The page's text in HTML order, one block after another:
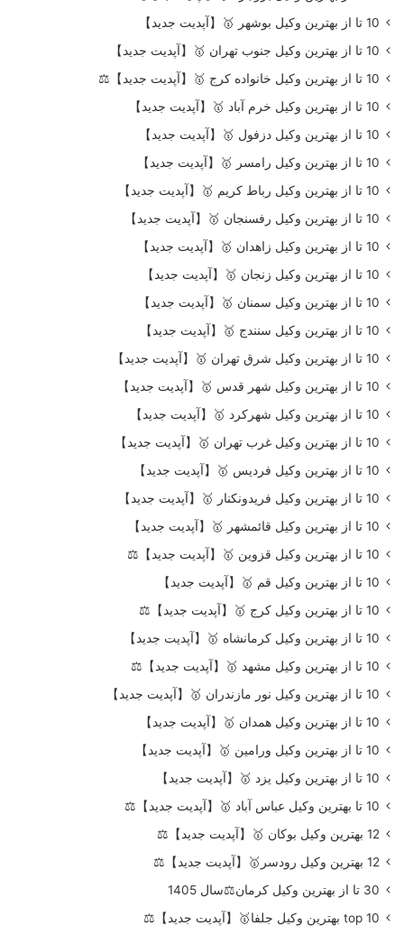
10 تا از بهترین وکیل بوشهر 🥇【آپدیت جدید】
10 تا از بهترین وکیل جنوب تهران 🥇【آپدیت جدید】
10 تا از بهترین وکیل خانواده کرج 🥇【آپدیت جدید】⚖️
10 تا از بهترین وکیل خرم آباد 🥇【آپدیت جدید】
10 تا از بهترین وکیل دزفول 🥇【آپدیت جدید】
10 تا از بهترین وکیل رامسر 🥇【آپدیت جدید】
10 تا از بهترین وکیل رباط کریم 🥇【آپدیت جدید】
10 تا از بهترین وکیل رفسنجان 🥇【آپدیت جدید】
10 تا از بهترین وکیل زاهدان 🥇【آپدیت جدید】
10 تا از بهترین وکیل زنجان 🥇【آپدیت جدید】
10 تا از بهترین وکیل سمنان 🥇【آپدیت جدید】
10 تا از بهترین وکیل سنندج 🥇【آپدیت جدید】
10 تا از بهترین وکیل شرق تهران 🥇【آپدیت جدید】
10 تا از بهترین وکیل شهر قدس 🥇【آپدیت جدید】
10 تا از بهترین وکیل شهرکرد 🥇【آپدیت جدید】
10 تا از بهترین وکیل غرب تهران 🥇【آپدیت جدید】
10 تا از بهترین وکیل فردیس 🥇【آپدیت جدید】
10 تا از بهترین وکیل فریدونکنار 🥇【آپدیت جدید】
10 تا از بهترین وکیل قائمشهر 🥇【آپدیت جدید】
10 تا از بهترین وکیل قزوین 🥇【آپدیت جدید】⚖️
10 تا از بهترین وکیل قم 🥇【آپدیت جدید】
10 تا از بهترین وکیل کرج 🥇【آپدیت جدید】⚖️
10 تا از بهترین وکیل کرمانشاه 🥇【آپدیت جدید】
10 تا از بهترین وکیل مشهد 🥇【آپدیت جدید】⚖️
10 تا از بهترین وکیل نور مازندران 🥇【آپدیت جدید】
10 تا از بهترین وکیل همدان 🥇【آپدیت جدید】
10 تا از بهترین وکیل ورامین 🥇【آپدیت جدید】
10 تا از بهترین وکیل یزد 🥇【آپدیت جدید】
10 تا بهترین وکیل عباس آباد 🥇【آپدیت جدید】⚖️
12 بهترین وکیل بوکان 🥇【آپدیت جدید】⚖️
12 بهترین وکیل رودسر🥇【آپدیت جدید】⚖️
30 تا از بهترین وکیل کرمان⚖️سال 1405
top 10 بهترین وکیل جلفا🥇【آپدیت جدید】⚖️